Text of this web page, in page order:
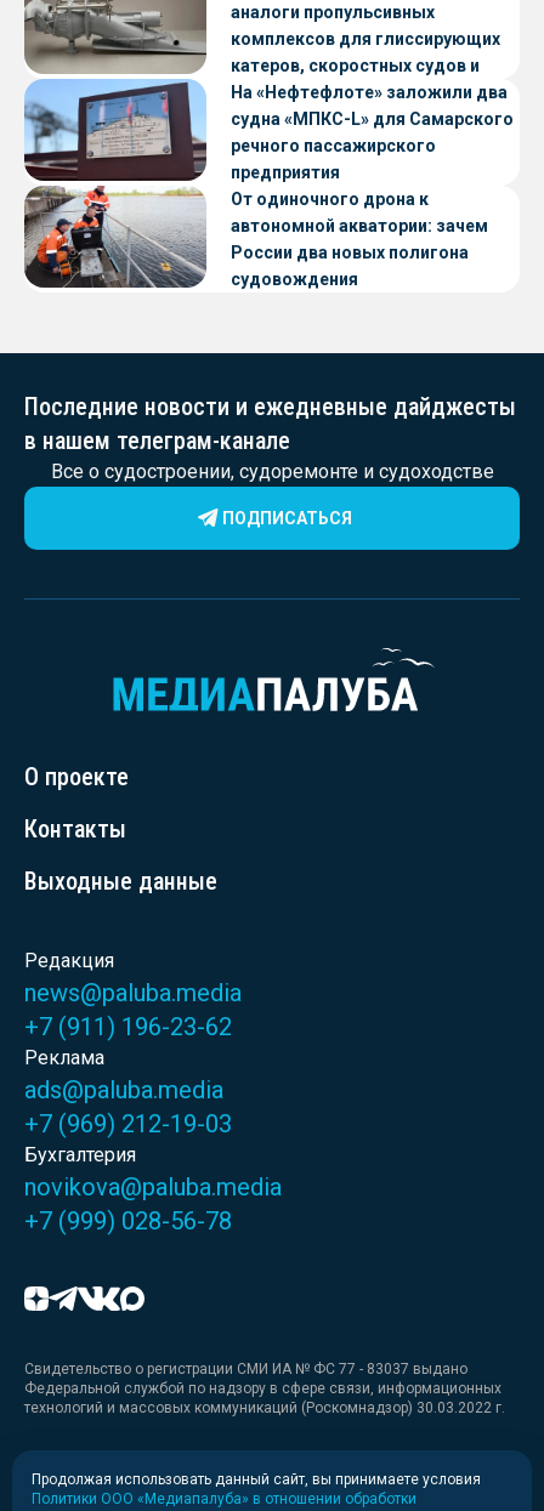
аналоги пропульсивных
комплексов для глиссирующих
катеров, скоростных судов и
судов с малой осадкой
На «Нефтефлоте» заложили два
судна «МПКС-L» для Самарского
речного пассажирского
предприятия
От одиночного дрона к
автономной акватории: зачем
России два новых полигона
судовождения
Последние новости и ежедневные дайджесты
в нашем телеграм-канале
Все о судостроении, судоремонте и судоходстве
ПОДПИСАТЬСЯ
О проекте
Контакты
Выходные данные
Редакция
news@paluba.media
+7 (911) 196-23-62
Реклама
ads@paluba.media
+7 (969) 212-19-03
Бухгалтерия
novikova@paluba.media
+7 (999) 028-56-78
Свидетельство о регистрации СМИ ИА № ФС 77 - 83037 выдано
Федеральной службой по надзору в сфере связи, информационных
технологий и массовых коммуникаций (Роскомнадзор) 30.03.2022 г.
Медиакит
Медиакит для печати
Продолжая использовать данный сайт, вы принимаете условия
Политики ООО «Медиапалуба» в отношении обработки